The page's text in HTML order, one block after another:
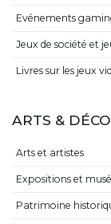
Evénements
Jeux de société et
Livres sur les jeux
ARTS &
Arts et artistes
Expositions et
Patrimoine